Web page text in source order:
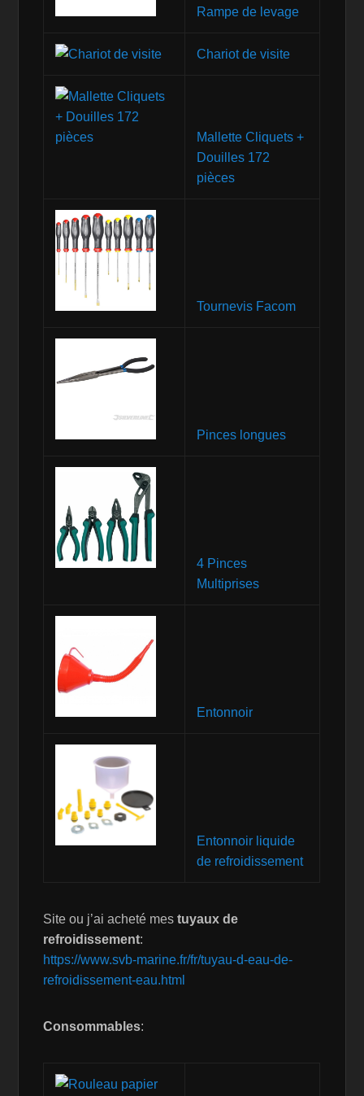
Rampe de levage
Chariot de visite
Mallette Cliquets +
Douilles 172
pièces
Tournevis Facom
Pinces longues
4 Pinces
Multiprises
Entonnoir
Entonnoir liquide
de refroidissement
Site ou j’ai acheté mes tuyaux de
refroidissement:
https://www.svb-marine.fr/fr/tuyau-d-eau-de-
refroidissement-eau.html
Consommables: